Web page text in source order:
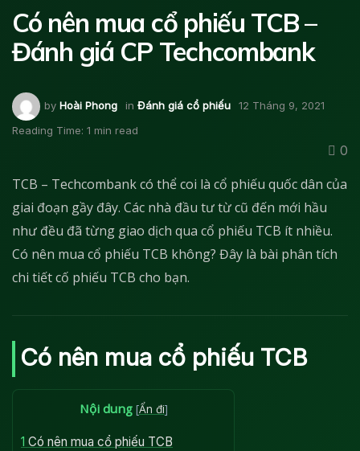
Có nên mua cổ phiếu TCB –
Đánh giá CP Techcombank
by Hoài Phong in Đánh giá cổ phiếu
12 Tháng 9, 2021
Reading Time: 1 min read
0
TCB – Techcombank có thể coi là cổ phiếu quốc dân của
giai đoạn gầy đây. Các nhà đầu tư từ cũ đến mới hầu
như đều đã từng giao dịch qua cổ phiếu TCB ít nhiều.
Có nên mua cổ phiếu TCB không? Đây là bài phân tích
chi tiết cố phiếu TCB cho bạn.
Có nên mua cổ phiếu TCB
Nội dung [Ẩn đi]
1 Có nên mua cổ phiếu TCB